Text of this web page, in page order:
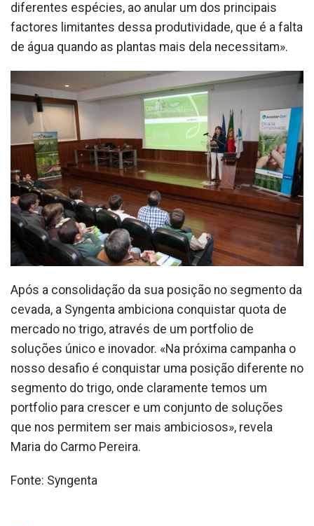
diferentes espécies, ao anular um dos principais
factores limitantes dessa produtividade, que é a falta
de água quando as plantas mais dela necessitam».
Após a consolidação da sua posição no segmento da
cevada, a Syngenta ambiciona conquistar quota de
mercado no trigo, através de um portfolio de
soluções único e inovador. «Na próxima campanha o
nosso desafio é conquistar uma posição diferente no
segmento do trigo, onde claramente temos um
portfolio para crescer e um conjunto de soluções
que nos permitem ser mais ambiciosos», revela
Maria do Carmo Pereira.
Fonte: Syngenta